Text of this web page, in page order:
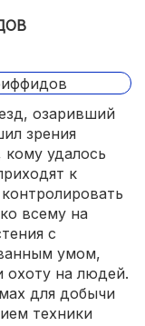
озаривший
зрения
удалось
к
всему на
с
умом,
охоту на людей.
для добычи
техники